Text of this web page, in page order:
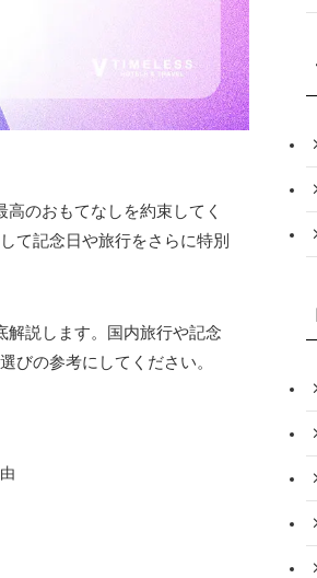
のおもてなしを約束してく
て記念日や旅行をさらに特別
解説します。国内旅行や記念
びの参考にしてください。